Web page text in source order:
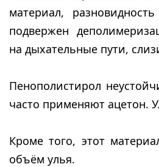
материал,
подвержен
на дыхательные пути,
Пенополистирол
часто применяют ацетон.
Кроме того, этот
объём улья.